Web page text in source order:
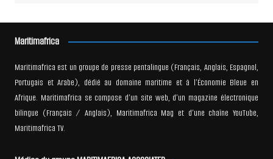
Maritimafrica
Maritimafrica est un groupe de presse pentalingue (Français, Anglais, Espagnol,
Portugais et Arabe), dédié au domaine maritime et à l’Économie Bleue en
Afrique. Maritimafrica se compose d’un site web, d’un magazine électronique
bilingue (Français / Anglais), Maritimafrica Mag et d’une chaîne YouTube,
Maritimafrica TV.